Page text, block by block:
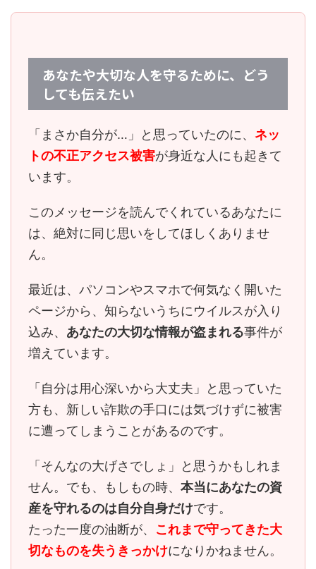
あなたや大切な人を守るために、どう
しても伝えたい
「まさか自分が…」と思っていたのに、 ネッ
トの不正アクセス被害が身近な人にも起きて
います。
このメッセージを読んでくれているあなたに
は、 絶対に同じ思いをしてほしくありませ
ん。
最近は、パソコンやスマホで何気なく開いた
ページから、知らないうちにウイルスが入り
込み、 あなたの大切な情報が盗まれる事件が
増えています。
「自分は用心深いから大丈夫」と思っていた
方も、 新しい詐欺の手口には気づけずに被害
に遭ってしまう ことがあるのです。
「そんなの大げさでしょ」と思うかもしれま
せん。でも、もしもの時、 本当にあなたの資
産を守れるのは自分自身だけです。
たった一度の油断が、 これまで守ってきた大
切なものを失うきっかけになりかねません。